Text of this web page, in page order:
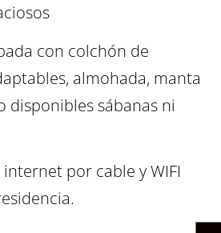
con colchón de
almohada, manta
disponibles sábanas ni
por cable y WIFI